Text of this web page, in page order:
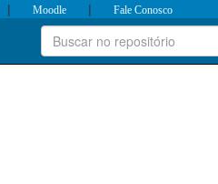
| Moodle | Fale Conosco